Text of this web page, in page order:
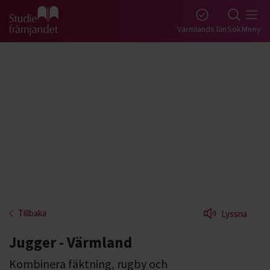
Gå till studiefrämjandets startsida Värmlands länSökMeny
Tillbaka Lyssna
Jugger - Värmland
Kombinera fäktning, rugby och